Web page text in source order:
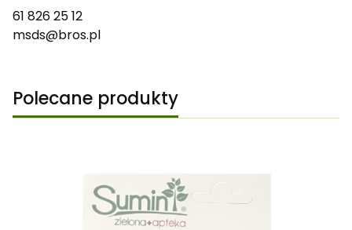
61 826 25 12
msds@bros.pl
Polecane produkty